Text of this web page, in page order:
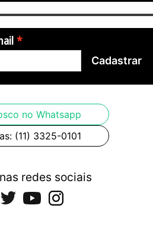
Cadastrar
no Whatsapp
(11) 3325-0101
redes sociais